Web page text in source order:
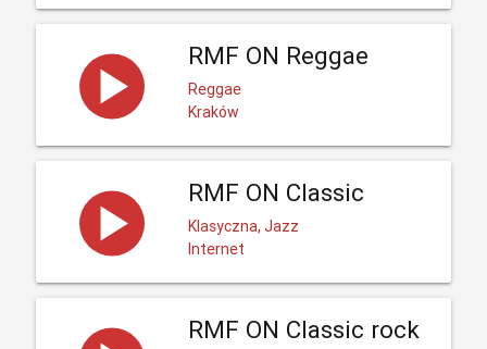
RMF ON Reggae
Reggae
Kraków
RMF ON Classic
Klasyczna, Jazz
Internet
RMF ON Classic rock